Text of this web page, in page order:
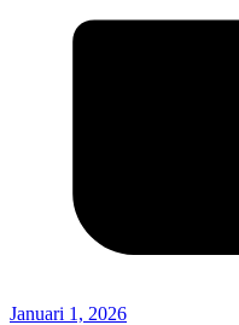
Januari 1, 2026